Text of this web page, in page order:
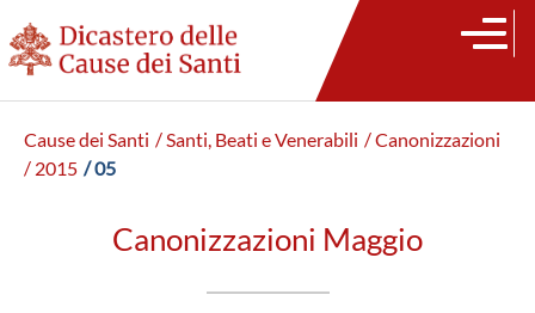
Cause dei Santi / Santi, Beati e Venerabili / Canonizzazioni
/ 2015 / 05
Canonizzazioni Maggio